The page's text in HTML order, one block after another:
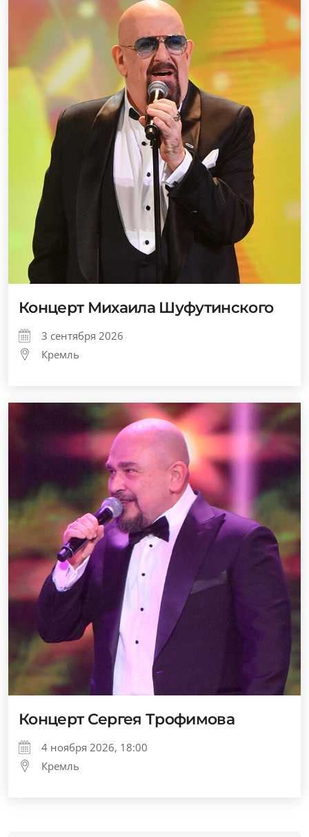
Концерт Михаила Шуфутинского
3 сентября 2026
Кремль
Концерт Сергея Трофимова
4 ноября 2026, 18:00
Кремль